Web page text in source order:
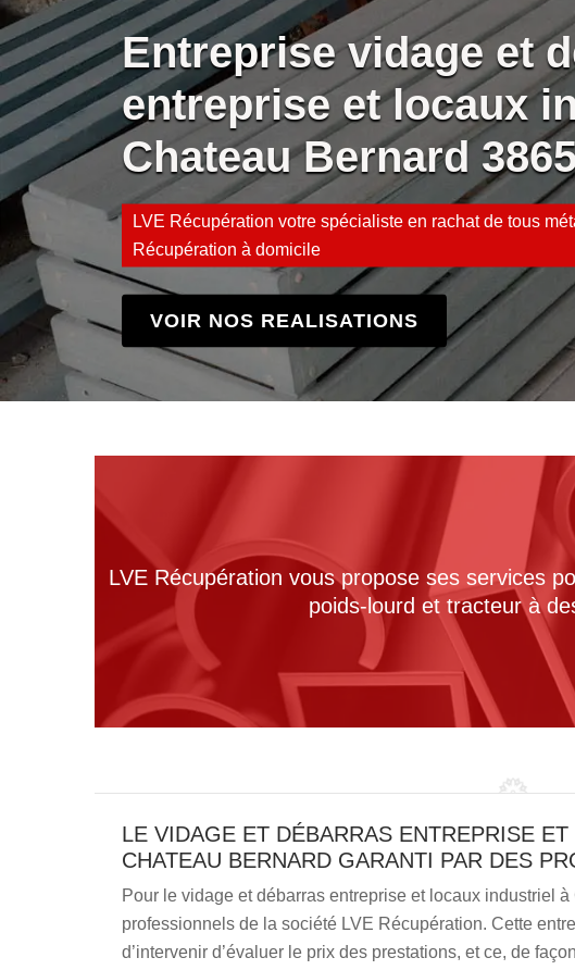
Entreprise vidage et
entreprise et locaux
Chateau Bernard
LVE Récupération votre spécialiste en rachat de tous
Récupération à domicile
VOIR NOS REALISATIONS
LVE Récupération vous propose ses services
poids-lourd et tracteur à
LE VIDAGE ET DÉBARRAS ENTREPRISE
CHATEAU BERNARD GARANTI PAR DES
Pour le vidage et débarras entreprise et locaux industriel
professionnels de la société LVE Récupération. Cette
d’intervenir d’évaluer le prix des prestations, et ce, de